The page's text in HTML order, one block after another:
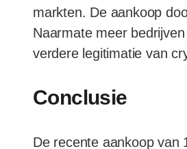
markten. De aankoop
Naarmate meer
verdere legitimatie van
Conclusie
De recente aankoop van